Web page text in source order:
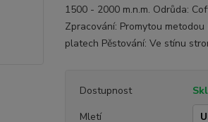
1500 - 2000 m.n.m. Odrůda:
Zpracování: Promytou
platech Pěstování: Ve stínu
Dostupnost
Mletí